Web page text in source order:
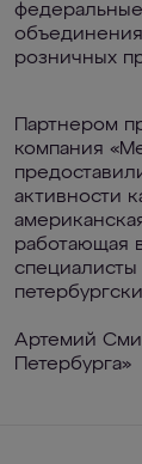
розничных
Партнером
компания
активности
работающая
специалисты
Артемий
Петербурга»